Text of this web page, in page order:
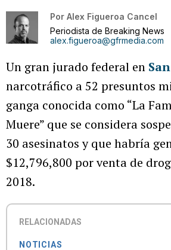
Por Alex Figueroa Cancel
Periodista de Breaking News
alex.figueroa@gfrmedia.com
Un gran jurado federal en
narcotráfico a 52 presuntos
ganga conocida como “La
Muere” que se considera
30 asesinatos y que habría
$12,796,800 por venta de
2018.
RELACIONADAS
NOTICIAS